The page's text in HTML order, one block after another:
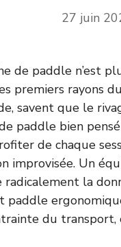
27 juin
de paddle n’est
premiers rayons
savent que le
paddle bien pensé
de chaque
improvisée. Un
radicalement la
du